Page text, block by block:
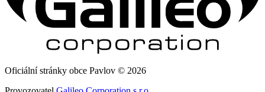
Oficiální stránky obce Pavlov © 2026